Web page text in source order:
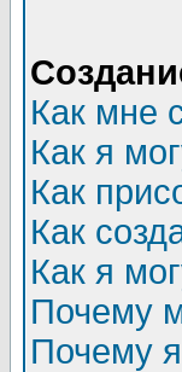
Как мне
Как я
Как
Как
Как я
Почему
Почему